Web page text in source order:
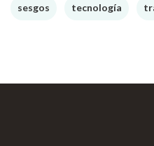
sesgos tecnología